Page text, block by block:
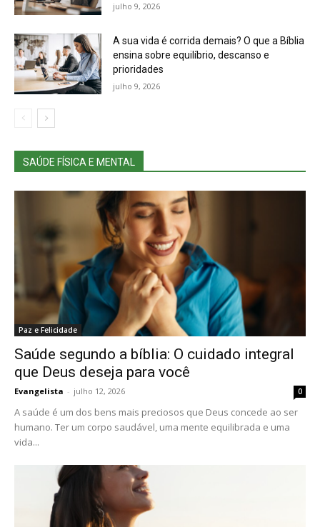
julho 9, 2026
A sua vida é corrida demais? O que a Bíblia
ensina sobre equilíbrio, descanso e
prioridades
julho 9, 2026
SAÚDE FÍSICA E MENTAL
Paz e Felicidade
Saúde segundo a bíblia: O cuidado integral
que Deus deseja para você
Evangelista - julho 12, 2026 0
A saúde é um dos bens mais preciosos que Deus concede ao ser
humano. Ter um corpo saudável, uma mente equilibrada e uma
vida...